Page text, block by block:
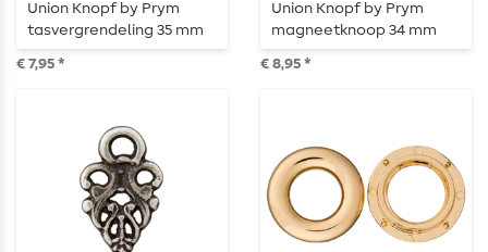
Union Knopf by Prym
tasvergrendeling 35 mm
sterbloem zilver
€ 7,95 *
Union Knopf by Prym
magneetknoop 34 mm
zwart
€ 8,95 *